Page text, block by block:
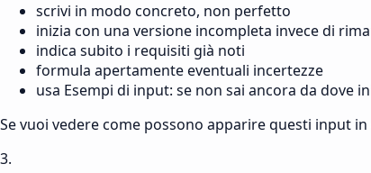
scrivi in modo concreto, non perfetto
inizia con una versione incompleta invece di
indica subito i requisiti già noti
formula apertamente eventuali incertezze
usa Esempi di input: se non sai ancora da dove
Se vuoi vedere come possono apparire questi input
3.